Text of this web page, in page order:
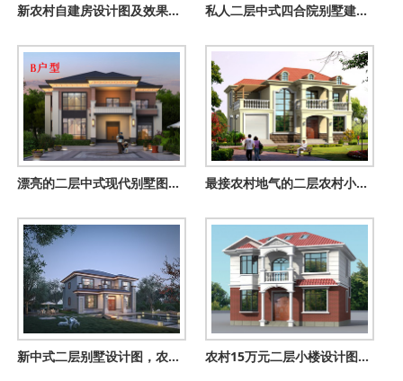
新农村自建房设计图及效果图大全，新农村住宅精选 私人二层中式四合院别墅建筑设计图，新农村经济实用户型
漂亮的二层中式现代别墅图，配色非常的温馨淡雅 最接农村地气的二层农村小别墅，造价30万左右，经济实用
新中式二层别墅设计图，农村最适合建的两层小楼，13×12米 农村15万元二层小楼设计图，造价低，简洁、好看